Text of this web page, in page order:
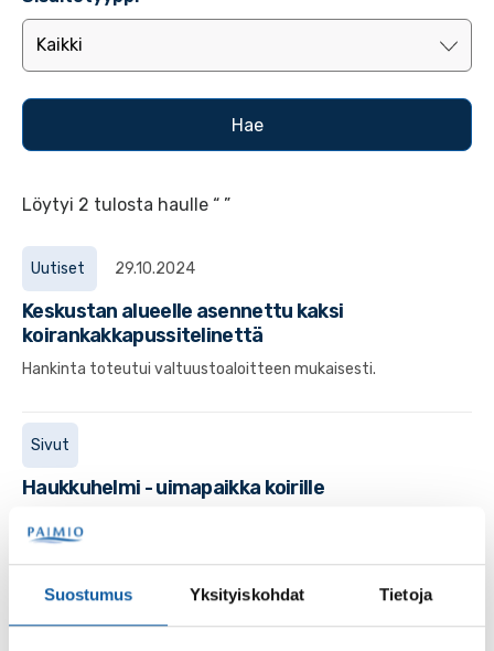
Suostumus Yksityiskohdat Tietoja
Löytyi 2 tulosta haulle “ ”
Uutiset 29.10.2024
Keskustan alueelle asennettu kaksi
koirankakkapussitelinettä
Hankinta toteutui valtuustoaloitteen mukaisesti.
Sivut
Haukkuhelmi - uimapaikka koirille